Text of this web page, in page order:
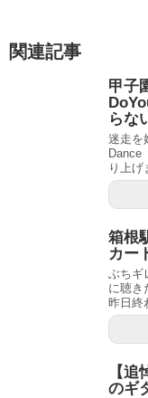
関連記事
甲子
らな
迷走を
Dance
り上げ
箱根
カー
ぶちギ
に聴き
昨日終
【
のギ